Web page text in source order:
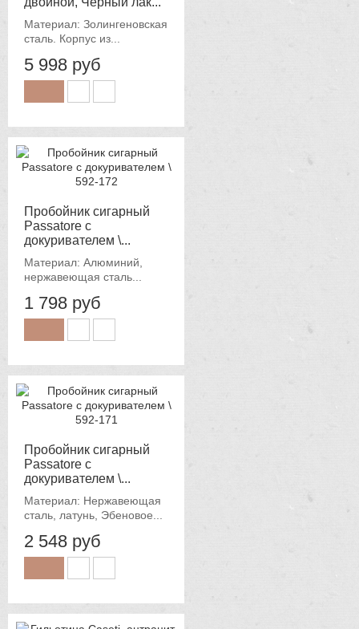
Материал: Золингеновская
сталь. Корпус из...
5 998 руб
Пробойник сигарный
Passatore c
докуривателем \...
Материал: Алюминий,
нержавеющая сталь...
1 798 руб
Пробойник сигарный
Passatore c
докуривателем \...
Материал: Нержавеющая
сталь, латунь, Эбеновое...
2 548 руб